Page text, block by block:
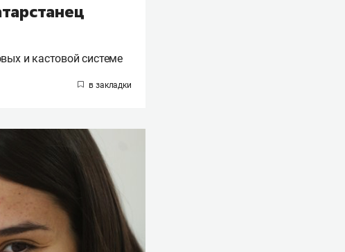
и кастовой системе